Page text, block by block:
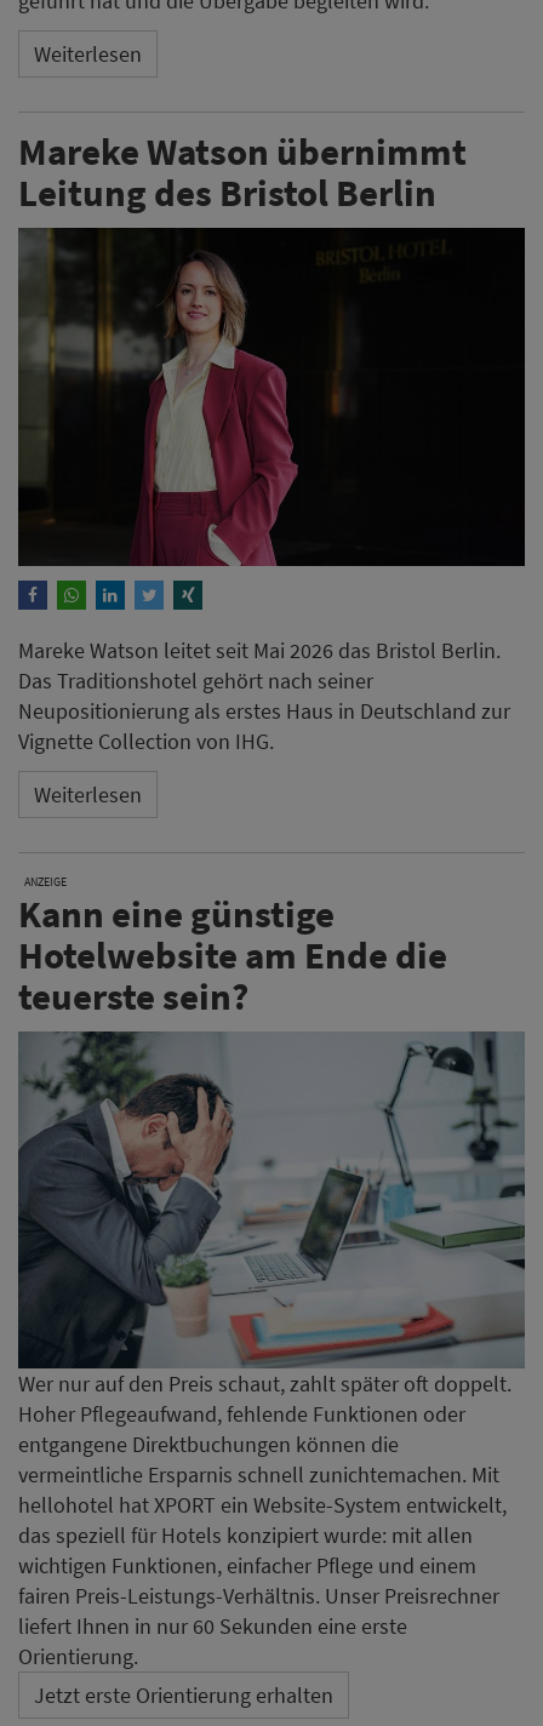
Weiterlesen
Mareke Watson übernimmt
Leitung des Bristol Berlin
Mareke Watson leitet seit Mai 2026 das Bristol Berlin.
Das Traditionshotel gehört nach seiner
Neupositionierung als erstes Haus in Deutschland zur
Vignette Collection von IHG.
Weiterlesen
ANZEIGE
Kann eine günstige
Hotelwebsite am Ende die
teuerste sein?
Wer nur auf den Preis schaut, zahlt später oft doppelt.
Hoher Pflegeaufwand, fehlende Funktionen oder
entgangene Direktbuchungen können die
vermeintliche Ersparnis schnell zunichtemachen. Mit
hellohotel hat XPORT ein Website-System entwickelt,
das speziell für Hotels konzipiert wurde: mit allen
wichtigen Funktionen, einfacher Pflege und einem
fairen Preis-Leistungs-Verhältnis. Unser Preisrechner
liefert Ihnen in nur 60 Sekunden eine erste
Orientierung.
Jetzt erste Orientierung erhalten